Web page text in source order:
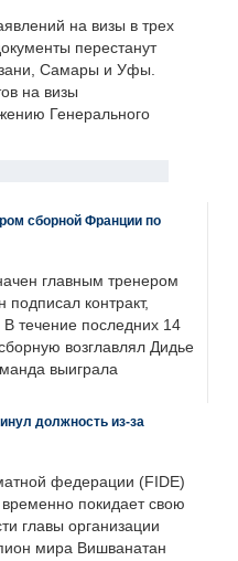
на визы в трех
перестанут
Самары и Уфы.
на визы
Генерального
сборной Франции по
главным тренером
контракт,
В течение последних 14
возглавлял Дидье
выиграла
должность из-за
федерации (FIDE)
покидает свою
главы организации
мира Вишванатан